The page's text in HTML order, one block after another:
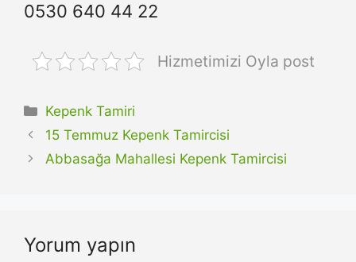
0530 640 44 22
Hizmetimizi Oyla post
Kategoriler
Kepenk Tamiri
15 Temmuz Kepenk Tamircisi
Abbasağa Mahallesi Kepenk Tamircisi
Yorum yapın